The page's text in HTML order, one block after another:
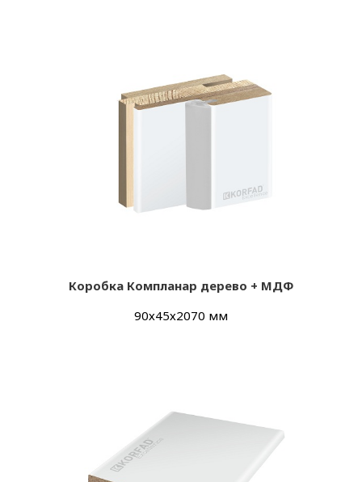
Коробка Компланар дерево + МДФ
90х45х2070 мм